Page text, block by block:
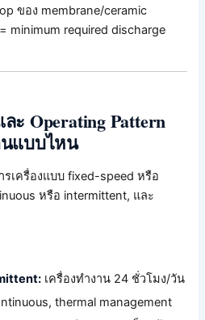
ของ membrane/ceramic
minimum required discharge
ะ Operating Pattern
แบบไหน
เครื่องแบบ fixed-speed หรือ
หรือ intermittent, และ
เครื่องทำงาน 24 ชั่วโมง/วัน
thermal management